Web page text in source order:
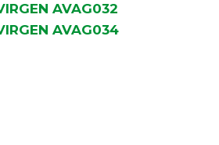
AVAG032
AVAG034